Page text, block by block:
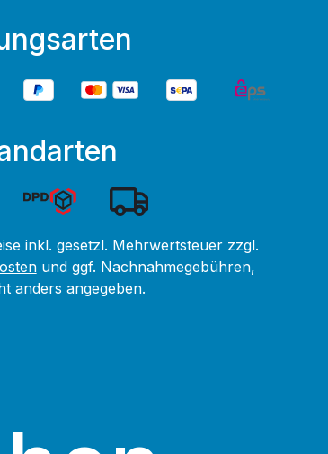
inkl. gesetzl. Mehrwertsteuer zzgl.
und ggf. Nachnahmegebühren,
anders angegeben.